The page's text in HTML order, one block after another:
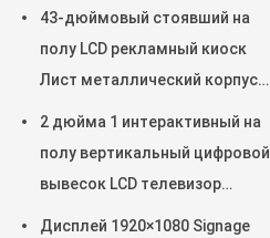
43-дюймовый стоявший на
полу LCD рекламный киоск
Лист металлический корпус
сенсорный экран тотем
2 дюйма 1 интерактивный на
полу вертикальный цифровой
вывесок LCD телевизор
сенсорный экран Тотем СМИ
Дисплей 1920×1080 Signage